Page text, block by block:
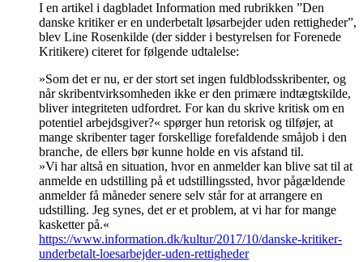
I en artikel i dagbladet Information med rubrikken ”Den
danske kritiker er en underbetalt løsarbejder uden rettigheder”,
blev Line Rosenkilde (der sidder i bestyrelsen for Forenede
Kritikere) citeret for følgende udtalelse:
»Som det er nu, er der stort set ingen fuldblodsskribenter, og
når skribentvirksomheden ikke er den primære indtægtskilde,
bliver integriteten udfordret. For kan du skrive kritisk om en
potentiel arbejdsgiver?« spørger hun retorisk og tilføjer, at
mange skribenter tager forskellige forefaldende småjob i den
branche, de ellers bør kunne holde en vis afstand til.
»Vi har altså en situation, hvor en anmelder kan blive sat til at
anmelde en udstilling på et udstillingssted, hvor pågældende
anmelder få måneder senere selv står for at arrangere en
udstilling. Jeg synes, det er et problem, at vi har for mange
kasketter på.«
https://www.information.dk/kultur/2017/10/danske-kritiker-
underbetalt-loesarbejder-uden-rettigheder